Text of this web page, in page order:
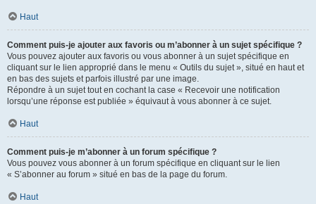
Haut
Comment puis-je ajouter aux favoris ou m’abonner à un sujet spécifique ?
Vous pouvez ajouter aux favoris ou vous abonner à un sujet spécifique en
cliquant sur le lien approprié dans le menu « Outils du sujet », situé en haut et
en bas des sujets et parfois illustré par une image.
Répondre à un sujet tout en cochant la case « Recevoir une notification
lorsqu’une réponse est publiée » équivaut à vous abonner à ce sujet.
Haut
Comment puis-je m’abonner à un forum spécifique ?
Vous pouvez vous abonner à un forum spécifique en cliquant sur le lien
« S’abonner au forum » situé en bas de la page du forum.
Haut